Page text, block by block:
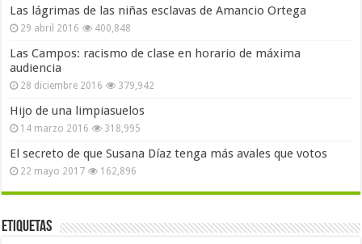
Las lágrimas de las niñas esclavas de Amancio Ortega
29 abril 2016 400,848
Las Campos: racismo de clase en horario de máxima
audiencia
28 diciembre 2016 379,942
Hijo de una limpiasuelos
14 marzo 2016 318,995
El secreto de que Susana Díaz tenga más avales que votos
22 mayo 2017 162,896
Etiquetas